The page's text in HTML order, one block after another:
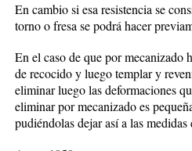
En cambio si esa resistencia se
torno o fresa se podrá hacer
En el caso de que por mecanizado
de recocido y luego templar y
eliminar luego las deformaciones
eliminar por mecanizado es
pudiéndolas dejar así a las medidas